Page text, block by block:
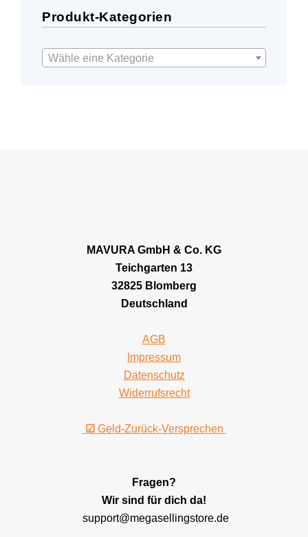
Produkt-Kategorien
Wähle eine Kategorie
MAVURA GmbH & Co. KG
Teichgarten 13
32825 Blomberg
Deutschland
AGB
Impressum
Datenschutz
Widerrufsrecht
☑ Geld-Zurück-Versprechen
Fragen?
Wir sind für dich da!
support@megasellingstore.de